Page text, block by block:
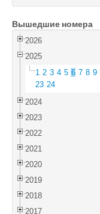
Поиск
Войти
Вышедшие номера
2026
2025
1 2 3 4 5 6 7 8 9
23 24
2024
2023
2022
2021
2020
2019
2018
2017